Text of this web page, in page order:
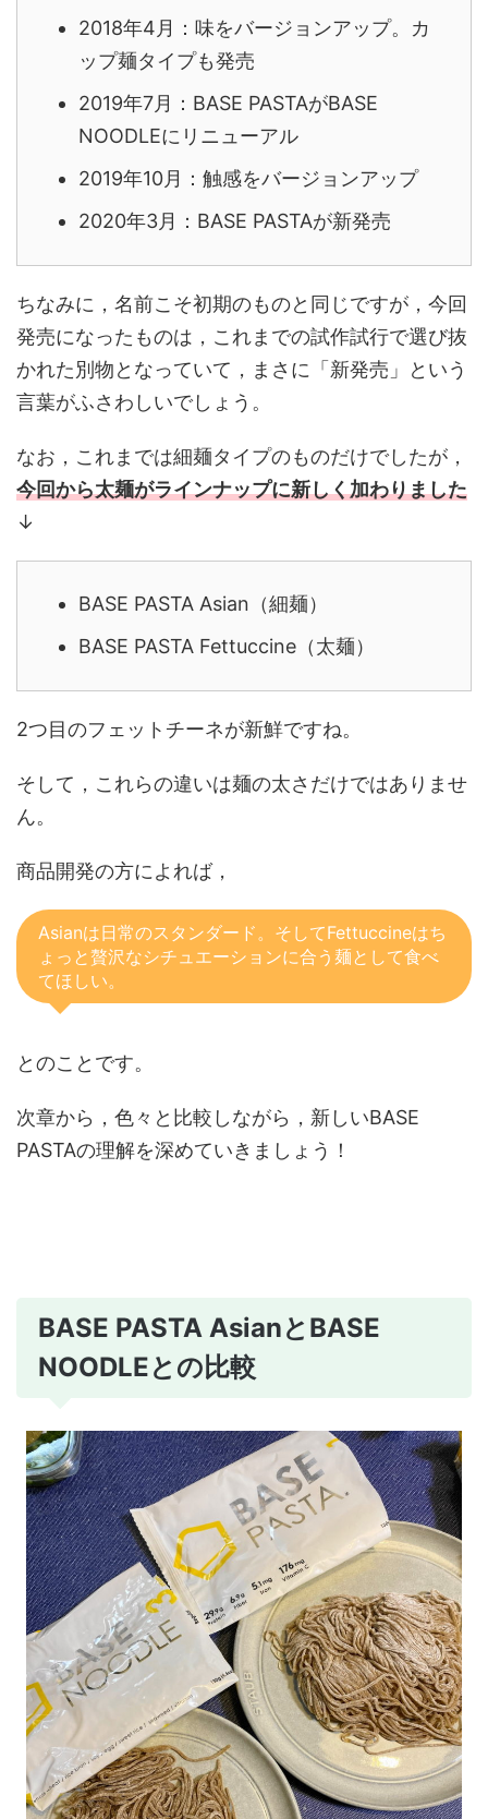
2018年4月：味をバージョンアップ。カ
ップ麺タイプも発売
2019年7月：BASE PASTAがBASE
NOODLEにリニューアル
2019年10月：触感をバージョンアップ
2020年3月：BASE PASTAが新発売
ちなみに，名前こそ初期のものと同じですが，今回
発売になったものは，これまでの試作試行で選び抜
かれた別物となっていて，まさに「新発売」という
言葉がふさわしいでしょう。
なお，これまでは細麺タイプのものだけでしたが，
今回から太麺がラインナップに新しく加わりました
↓
BASE PASTA Asian（細麺）
BASE PASTA Fettuccine（太麺）
2つ目のフェットチーネが新鮮ですね。
そして，これらの違いは麺の太さだけではありませ
ん。
商品開発の方によれば，
Asianは日常のスタンダード。そしてFettuccineはち
ょっと贅沢なシチュエーションに合う麺として食べ
てほしい。
とのことです。
次章から，色々と比較しながら，新しいBASE
PASTAの理解を深めていきましょう！
BASE PASTA AsianとBASE
NOODLEとの比較